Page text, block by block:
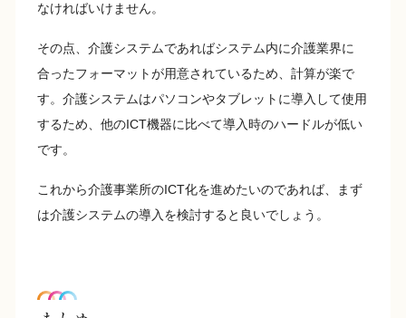
なければいけません。
その点、介護システムであればシステム内に介護業界に
合ったフォーマットが用意されているため、計算が楽で
す。介護システムはパソコンやタブレットに導入して使用
するため、他のICT機器に比べて導入時のハードルが低い
です。
これから介護事業所のICT化を進めたいのであれば、まず
は介護システムの導入を検討すると良いでしょう。